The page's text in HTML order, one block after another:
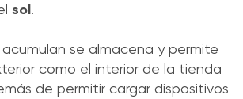
sol.
se almacena y permite
como el interior de la tienda
de permitir cargar dispositivos